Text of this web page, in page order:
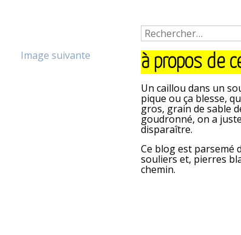
Image suivante à propos de
Un caillou dans un
pique ou ça blesse,
gros, grain de sable
goudronné, on a
disparaître.
Ce blog est parsemé
souliers et, pierres
chemin.